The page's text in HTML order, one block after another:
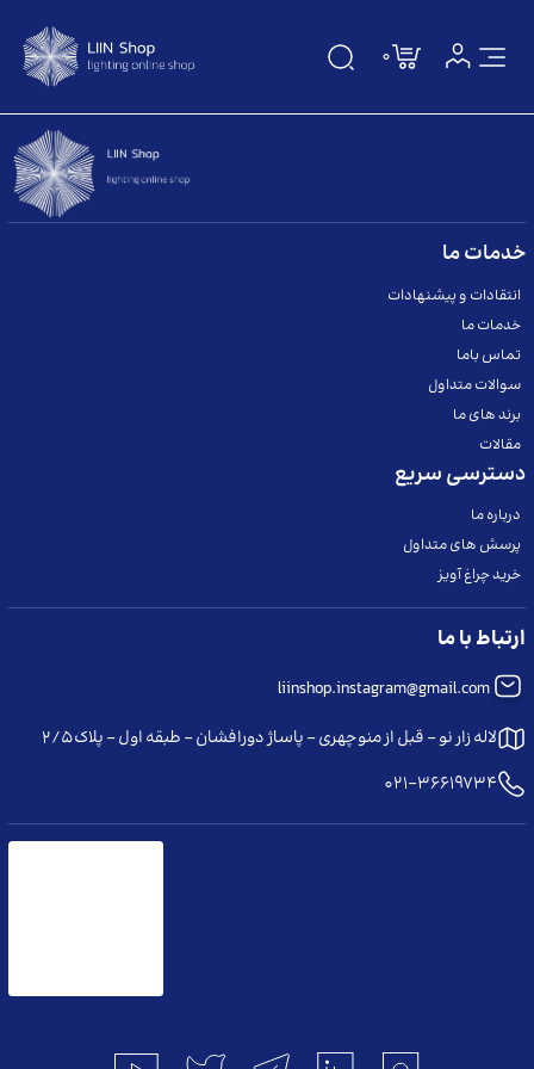
درباره ما
تماس باما
سوالات متداول
مقالات
برندها
ما را در شبکه های اجتماعی دنبال کنید
0
خدمات ما
انتقادات و پیشنهادات
خدمات ما
تماس باما
سوالات متداول
برند های ما
مقالات
دسترسی سریع
درباره ما
پرسش های متداول
خرید چراغ آویز
ارتباط با ما
liinshop.instagram@gmail.com
لاله زار نو - قبل از منوچهری - پاساژ دورافشان - طبقه اول - پلاک ۲/۵
021-36619734